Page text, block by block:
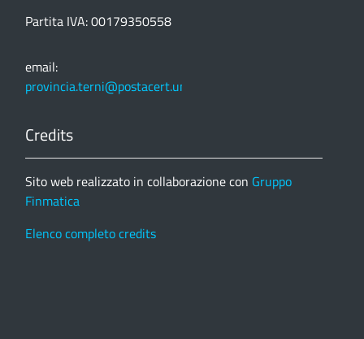
Partita IVA: 00179350558
email:
provincia.terni@postacert.umbria.it
Credits
Sito web realizzato in collaborazione con Gruppo
Finmatica
Elenco completo credits